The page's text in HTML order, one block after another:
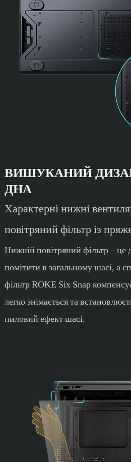
ВИШУКАНИЙ
ДНА
Характерні нижні
повітряний фільтр із
Нижній повітряний фільтр – це
помітити в загальному шасі, а
фільтр ROKE Six Snap
легко знімається та
пиловий ефект шасі.